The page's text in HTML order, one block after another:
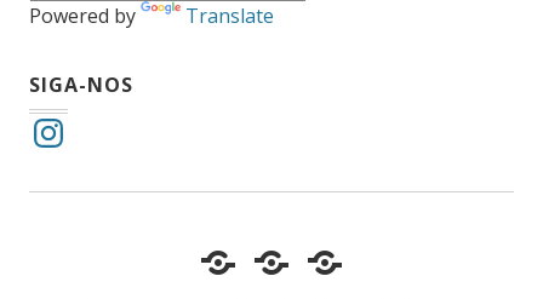
Powered by Translate
SIGA-NOS
Instagram
CotidianoInclusãoDiário